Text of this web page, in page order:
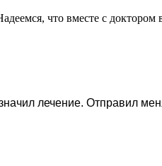
что вместе с доктором
лечение. Отправил